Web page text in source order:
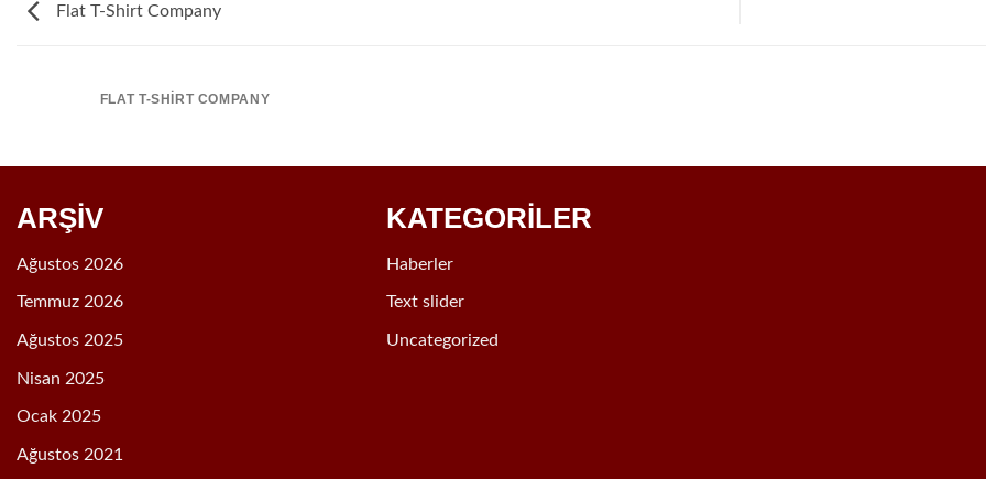
Flat T-Shirt Company
FLAT T-SHIRT COMPANY
ARŞİV
Ağustos 2026
Temmuz 2026
Ağustos 2025
Nisan 2025
Ocak 2025
Ağustos 2021
KATEGORİLER
Haberler
Text slider
Uncategorized